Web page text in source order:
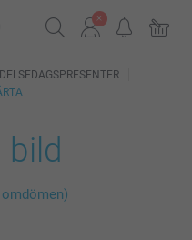
omdömen)